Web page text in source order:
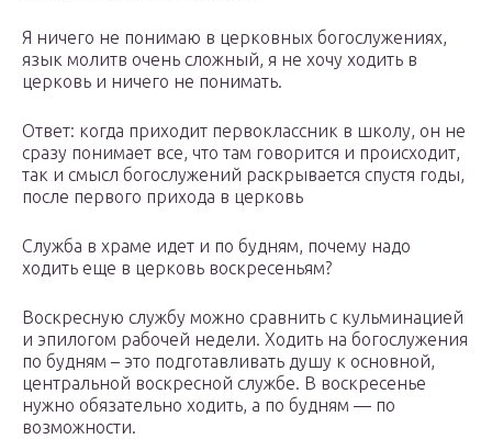
Я ничего не понимаю в церковных богослужениях,
язык молитв очень сложный, я не хочу ходить в
церковь и ничего не понимать.
Ответ: когда приходит первоклассник в школу, он не
сразу понимает все, что там говорится и происходит,
так и смысл богослужений раскрывается спустя годы,
после первого прихода в церковь
Служба в храме идет и по будням, почему надо
ходить еще в церковь воскресеньям?
Воскресную службу можно сравнить с кульминацией
и эпилогом рабочей недели. Ходить на богослужения
по будням – это подготавливать душу к основной,
центральной воскресной службе. В воскресенье
нужно обязательно ходить, а по будням — по
возможности.